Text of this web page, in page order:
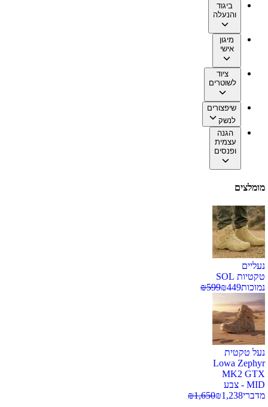
ביגוד
והנעלה
מיגון
אישי
ציוד
לשוטרים
שיפצורים
לנשק
הגנה
עצמית
ופנסים
מומלצים
נעליים
טקטיות SOL
נמוכות
₪449
₪599
נעל טקטית
Lowa Zephyr
MK2 GTX
MID - צבע
מדברי
₪1,238
₪1,650